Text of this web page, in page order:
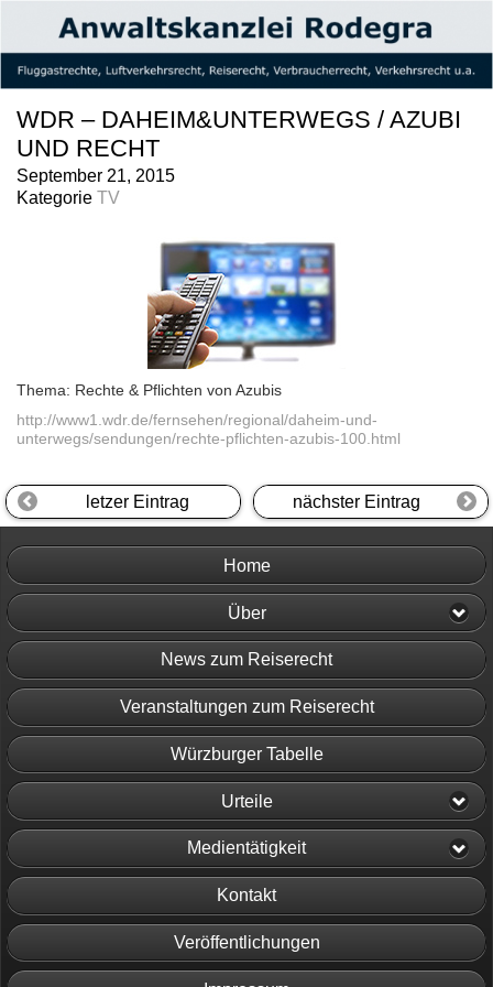
WDR – DAHEIM&UNTERWEGS / AZUBI
UND RECHT
September 21, 2015
Kategorie TV
Thema: Rechte & Pflichten von Azubis
http://www1.wdr.de/fernsehen/regional/daheim-und-
unterwegs/sendungen/rechte-pflichten-azubis-100.html
letzer Eintrag nächster Eintrag
Home
Über
News zum Reiserecht
Veranstaltungen zum Reiserecht
Würzburger Tabelle
Urteile
Medientätigkeit
Kontakt
Veröffentlichungen